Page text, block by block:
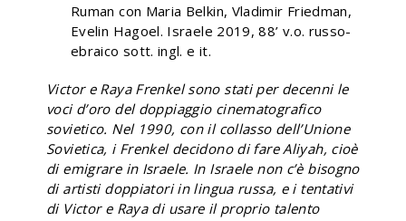
Ruman con Maria Belkin, Vladimir Friedman,
Evelin Hagoel. Israele 2019, 88’ v.o. russo-
ebraico sott. ingl. e it.
Victor e Raya Frenkel sono stati per decenni le
voci d’oro del doppiaggio cinematografico
sovietico. Nel 1990, con il collasso dell’Unione
Sovietica, i Frenkel decidono di fare Aliyah, cioè
di emigrare in Israele. In Israele non c’è bisogno
di artisti doppiatori in lingua russa, e i tentativi
di Victor e Raya di usare il proprio talento